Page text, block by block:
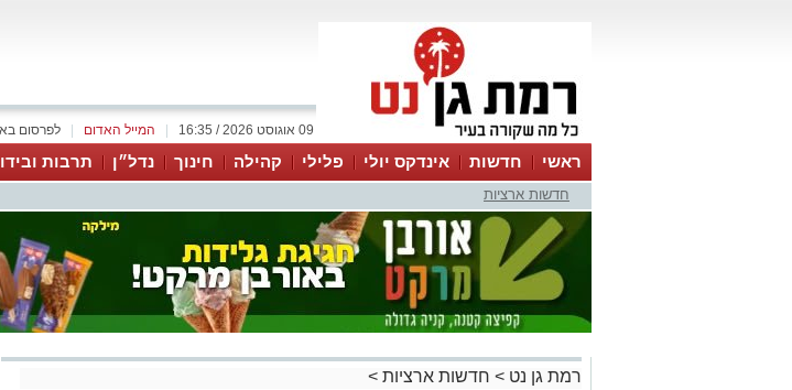
לפרסום המייל האדום 09 אוגוסט 2026 / 16:35
ראשי חדשות אינדקס יולי פלילי קהילה חינוך נדל״ן תרבות
ווטסאפ
חדשות ארציות
רמת גן נט > חדשות ארציות >